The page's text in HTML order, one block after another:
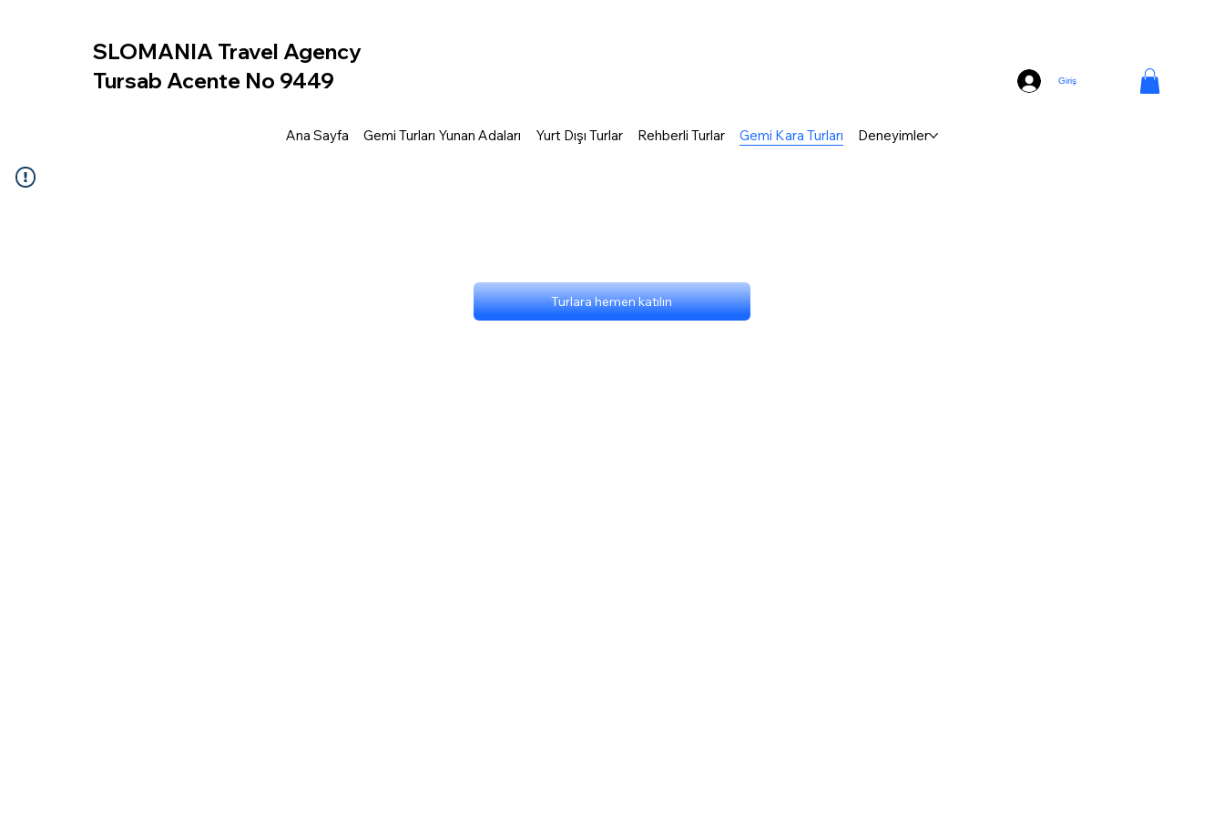
SLOMANIA Travel Agency
Tursab Acente No 9449
Ana Sayfa Gemi Turları Yunan Adaları Yurt Dışı Turlar Rehberli Turlar Gemi Kara Turları Deneyimler
Giriş
Turlara hemen katılın